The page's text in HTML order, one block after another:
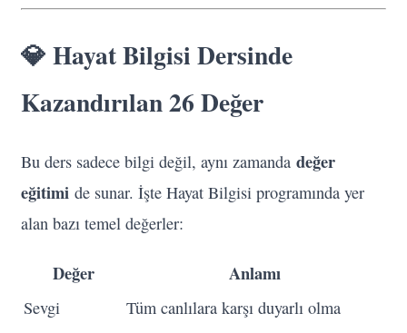
💎 Hayat Bilgisi Dersinde
Kazandırılan 26 Değer
Bu ders sadece bilgi değil, aynı zamanda değer
eğitimi de sunar. İşte Hayat Bilgisi programında yer
alan bazı temel değerler:
Değer Anlamı
Sevgi
Tüm canlılara karşı duyarlı olma